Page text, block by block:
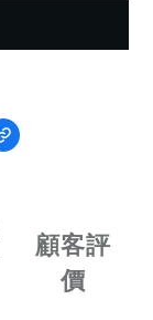
顧客評
價